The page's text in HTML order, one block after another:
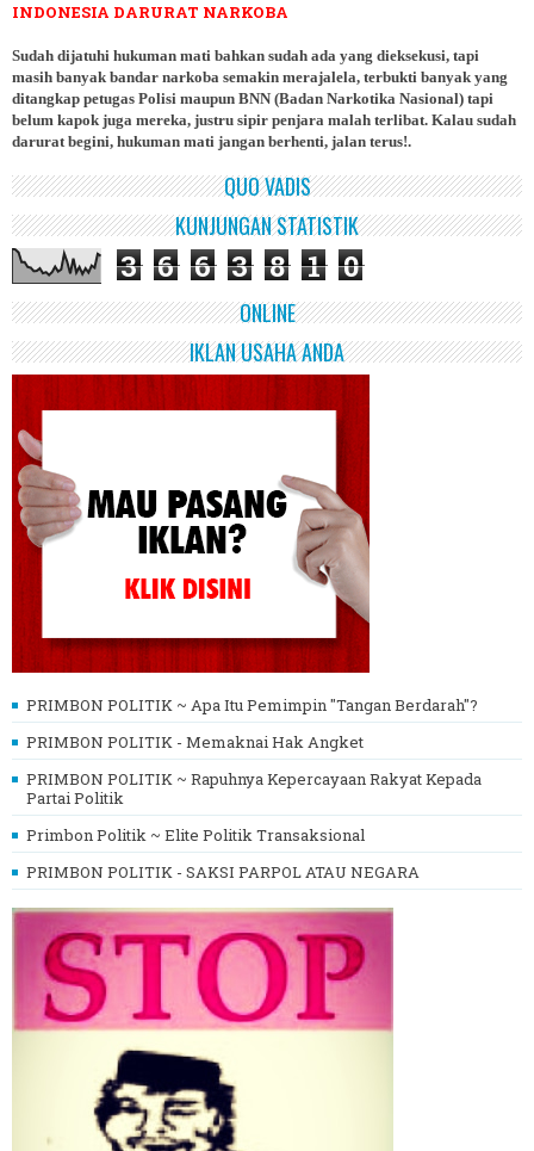
INDONESIA DARURAT NARKOBA
Sudah dijatuhi hukuman mati bahkan sudah ada yang dieksekusi, tapi
masih banyak bandar narkoba semakin merajalela, terbukti banyak yang
ditangkap petugas Polisi maupun BNN (Badan Narkotika Nasional) tapi
belum kapok juga mereka, justru sipir penjara malah terlibat. Kalau sudah
darurat begini, hukuman mati jangan berhenti, jalan terus!.
QUO VADIS
KUNJUNGAN STATISTIK
3 6 6 3 8 1 0
ONLINE
IKLAN USAHA ANDA
PRIMBON POLITIK ~ Apa Itu Pemimpin "Tangan Berdarah"?
PRIMBON POLITIK - Memaknai Hak Angket
PRIMBON POLITIK ~ Rapuhnya Kepercayaan Rakyat Kepada
Partai Politik
Primbon Politik ~ Elite Politik Transaksional
PRIMBON POLITIK - SAKSI PARPOL ATAU NEGARA